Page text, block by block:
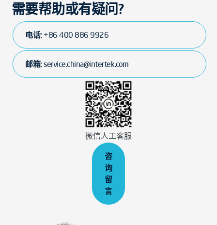
需要帮助或有疑问?
电话: +86 400 886 9926
邮箱:service.china@intertek.com
微信人工客服
咨
询
留
言